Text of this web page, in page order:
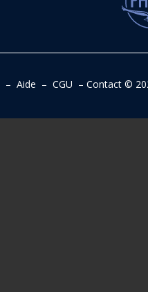
– Aide – CGU – Contact©